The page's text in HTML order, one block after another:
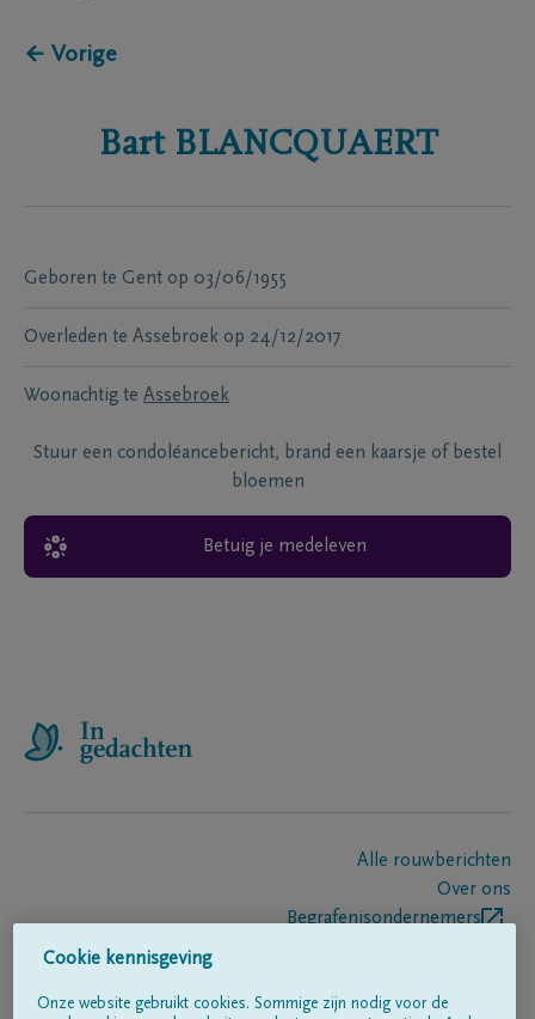
← Vorige
Bart BLANCQUAERT
Geboren te Gent op 03/06/1955
Overleden te Assebroek op 24/12/2017
Woonachtig te Assebroek
Stuur een condoléancebericht, brand een kaarsje of bestel
bloemen
Betuig je medeleven
Alle rouwberichten
Over ons
Begrafenisondernemers
Cookie kennisgeving
Onze website gebruikt cookies. Sommige zijn nodig voor de